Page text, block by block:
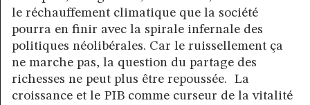
le réchauffement climatique que la société
pourra en finir avec la spirale infernale des
politiques néolibérales. Car le ruissellement ça
ne marche pas, la question du partage des
richesses ne peut plus être repoussée. La
croissance et le PIB comme curseur de la vitalité